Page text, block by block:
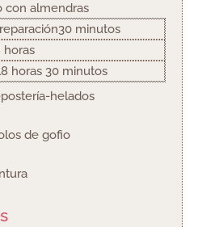
con almendras
30minutos
minutos
horas
horas
8horas
horas 30minutos
minutos
helados
de gofio